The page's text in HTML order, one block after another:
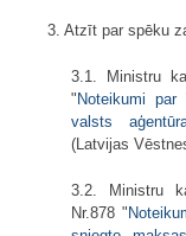
3. Atzīt par spēku
3.1. Ministru
"Noteikumi par
valsts
(Latvijas
3.2. Ministru
Nr.878 "